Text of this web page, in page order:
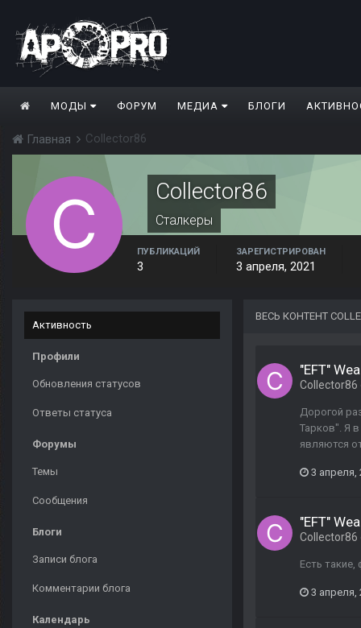
МОДЫ ФОРУМ МЕДИА БЛОГИ
Главная Collector86
Collector86
Сталкеры
ПУБЛИКАЦИЙ
3
ЗАРЕГИСТРИРОВАН
3 апреля, 2021
Активность
Профили
Обновления статусов
Ответы статуса
Форумы
Темы
Сообщения
Блоги
Записи блога
Комментарии блога
Календарь
ВЕСЬ КОНТЕНТ
"EFT"
Collector86
Дорогой
Тарков". Я
являются
3 апреля,
"EFT"
Collector86
Есть
3 апреля,